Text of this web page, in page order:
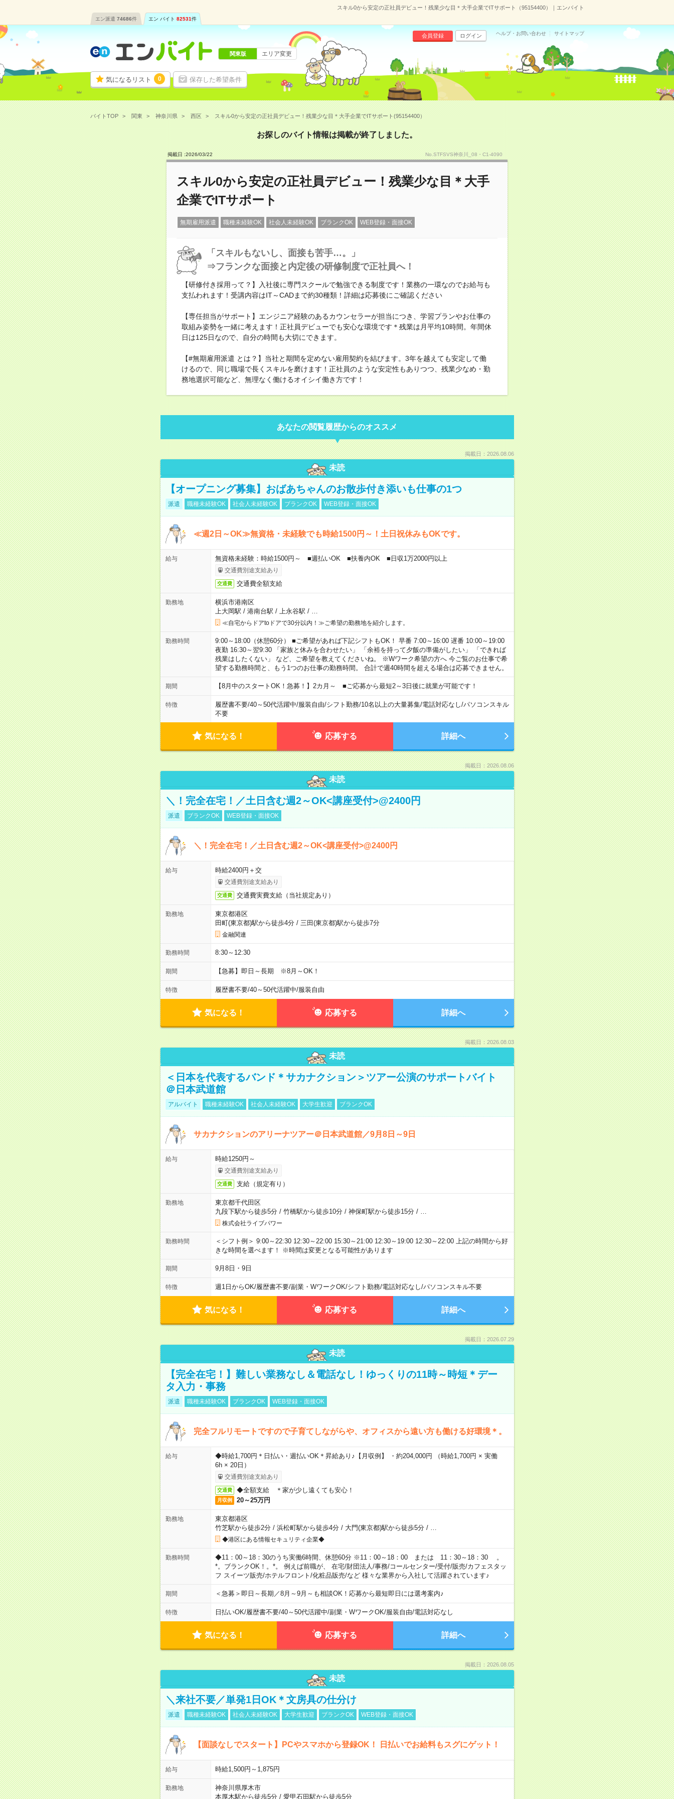
スキル0から安定の正社員デビュー！残業少な目＊大手企業でITサポート（95154400）｜エンバイト
エン派遣 74686件 エン バイト 82531件
気になるリスト 0 保存した希望条件
会員登録 ログイン ヘルプ・お問い合わせ サイトマップ
関東版 エリア変更
バイトTOP 関東 神奈川県 西区 スキル0から安定の正社員デビュー！残業少な目＊大手企業でITサポート(95154400）
お探しのバイト情報は掲載が終了しました。
掲載日 :2026/03/22 No.STFSVS神奈川_08・C1-4090
スキル0から安定の正社員デビュー！残業少な目＊大手
企業でITサポート
無期雇用派遣 職種未経験OK 社会人未経験OK ブランクOK WEB登録・面接OK
「スキルもないし、面接も苦手…。」
⇒フランクな面接と内定後の研修制度で正社員へ！
【研修付き採用って？】入社後に専門スクールで勉強できる制度です！業務の一環なのでお給与も
支払われます！受講内容はIT～CADまで約30種類！詳細は応募後にご確認ください
【専任担当がサポート】エンジニア経験のあるカウンセラーが担当につき、学習プランやお仕事の
取組み姿勢を一緒に考えます！正社員デビューでも安心な環境です＊残業は月平均10時間。年間休
日は125日なので、自分の時間も大切にできます。
【#無期雇用派遣 とは？】当社と期間を定めない雇用契約を結びます。3年を越えても安定して働
けるので、同じ職場で長くスキルを磨けます！正社員のような安定性もありつつ、残業少なめ・勤
務地選択可能など、無理なく働けるオイシイ働き方です！
あなたの閲覧履歴からのオススメ
掲載日：2026.08.06
未読
【オープニング募集】おばあちゃんのお散歩付き添いも仕事の1つ
派遣 職種未経験OK 社会人未経験OK ブランクOK WEB登録・面接OK
≪週2日～OK≫無資格・未経験でも時給1500円～！土日祝休みもOKです。
給与 無資格未経験：時給1500円～ ■週払いOK ■扶養内OK ■日収1万2000円以上
交通費別途支給あり
交通費 交通費全額支給
勤務地
横浜市港南区
上大岡駅 / 港南台駅 / 上永谷駅 /
≪自宅からドアtoドアで30分以内！≫ご希望の勤務地を紹介します。
勤務時間
9:00～18:00（休憩60分） ■ご希望があれば下記シフトもOK！ 早番 7:00～16:00 遅番 10:00～19:00
夜勤 16:30～翌9:30 「家族と休みを合わせたい」 「余裕を持って夕飯の準備がしたい」 「できれば
残業はしたくない」 など、ご希望を教えてくださいね。 ※Wワーク希望の方へ 今ご覧のお仕事で希
望する勤務時間と、もう1つのお仕事の勤務時間。 合計で週40時間を超える場合は応募できません。
期間 【8月中のスタートOK！急募！】2カ月～ ■ご応募から最短2～3日後に就業が可能です！
特徴 履歴書不要/40～50代活躍中/服装自由/シフト勤務/10名以上の大量募集/電話対応なし/パソコンスキル
不要
気になる！ 応募する 詳細へ
掲載日：2026.08.06
未読
＼！完全在宅！／土日含む週2～OK<講座受付>@2400円
派遣 ブランクOK WEB登録・面接OK
＼！完全在宅！／土日含む週2～OK<講座受付>@2400円
給与 時給2400円＋交
交通費別途支給あり
交通費 交通費実費支給（当社規定あり）
勤務地
東京都港区
田町(東京都)駅から徒歩4分/ 三田(東京都)駅から徒歩7分
金融関連
勤務時間 8:30～12:30
期間 【急募】即日～長期 ※8月～OK！
特徴 履歴書不要/40～50代活躍中/服装自由
気になる！ 応募する 詳細へ
掲載日：2026.08.03
未読
＜日本を代表するバンド＊サカナクション＞ツアー公演のサポートバイト
＠日本武道館
アルバイト 職種未経験OK 社会人未経験OK 大学生歓迎 ブランクOK
サカナクションのアリーナツアー＠日本武道館／9月8日～9日
給与 時給1250円～
交通費別途支給あり
交通費 支給（規定有り）
勤務地
東京都千代田区
九段下駅から徒歩5分/ 竹橋駅から徒歩10分/ 神保町駅から徒歩15分/
株式会社ライブパワー
勤務時間
＜シフト例＞ 9:00～22:30 12:30～22:00 15:30～21:00 12:30～19:00 12:30～22:00 上記の時間から好
きな時間を選べます！ ※時間は変更となる可能性があります
期間 9月8日・9日
特徴 週1日からOK/履歴書不要/副業・WワークOK/シフト勤務/電話対応なし/パソコンスキル不要
気になる！ 応募する 詳細へ
掲載日：2026.07.29
未読
【完全在宅！】難しい業務なし＆電話なし！ゆっくりの11時～時短＊デー
タ入力・事務
派遣 職種未経験OK ブランクOK WEB登録・面接OK
完全フルリモートですので子育てしながらや、オフィスから遠い方も働ける好環境＊。
給与
◆時給1,700円＊日払い・週払いOK＊昇給あり♪【月収例】 ・約204,000円 （時給1,700円 × 実働
6h × 20日）
交通費別途支給あり
交通費 ◆全額支給 ＊家が少し遠くても安心！
月収例 20～25万円
勤務地
東京都港区
竹芝駅から徒歩2分/ 浜松町駅から徒歩4分/ 大門(東京都)駅から徒歩5分/
◆港区にある情報セキュリティ企業◆
勤務時間
◆11：00～18：30のうち実働6時間、休憩60分 ※11：00～18：00 または 11：30～18：30 。
*。ブランクOK！。*。 例えば前職が、 在宅/財団法人/事務/コールセンター/受付/販売/カフェスタッ
フ スイーツ販売/ホテルフロント/化粧品販売/など 様々な業界から入社して活躍されています♪
期間 ＜急募＞即日～長期／8月～9月～も相談OK！応募から最短即日には選考案内♪
特徴 日払いOK/履歴書不要/40～50代活躍中/副業・WワークOK/服装自由/電話対応なし
気になる！ 応募する 詳細へ
掲載日：2026.08.05
未読
＼来社不要／単発1日OK＊文房具の仕分け
派遣 職種未経験OK 社会人未経験OK 大学生歓迎 ブランクOK WEB登録・面接OK
【面談なしでスタート】PCやスマホから登録OK！ 日払いでお給料もスグにゲット！
給与 時給1,500円～1,875円
勤務地
神奈川県厚木市
本厚木駅から徒歩5分/ 愛甲石田駅から徒歩5分